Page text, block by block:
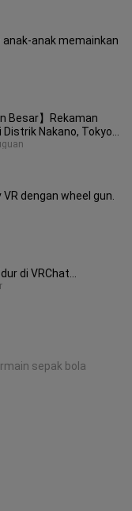
anak-anak memainkan
Besar】Rekaman
Nakano, Tokyo!
Para Otaku Sejati!
dengan wheel gun.
di VRChat...
sepak bola